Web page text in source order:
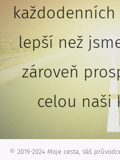
každodenních
lepší než
zároveň
celou naši
© 2019-2024 Moje cesta, Váš